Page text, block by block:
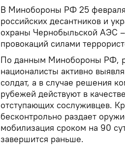
В Минобороны РФ 25
российских десантников и
охраны Чернобыльской АЭС
провокаций силами
По данным Минобороны РФ,
националисты активно
солдат, а в случае решения
рубежей действуют в
отступающих сослуживцев.
бесконтрольно раздает
мобилизация сроком на 90
завершится раньше.